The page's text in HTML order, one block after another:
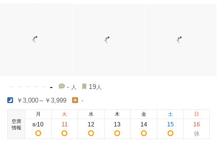
- - 人 19 人
￥3,000～￥3,999 -
空席
情報
月
8/10
火
11
水
12
木
13
金
14
土
15
日
16